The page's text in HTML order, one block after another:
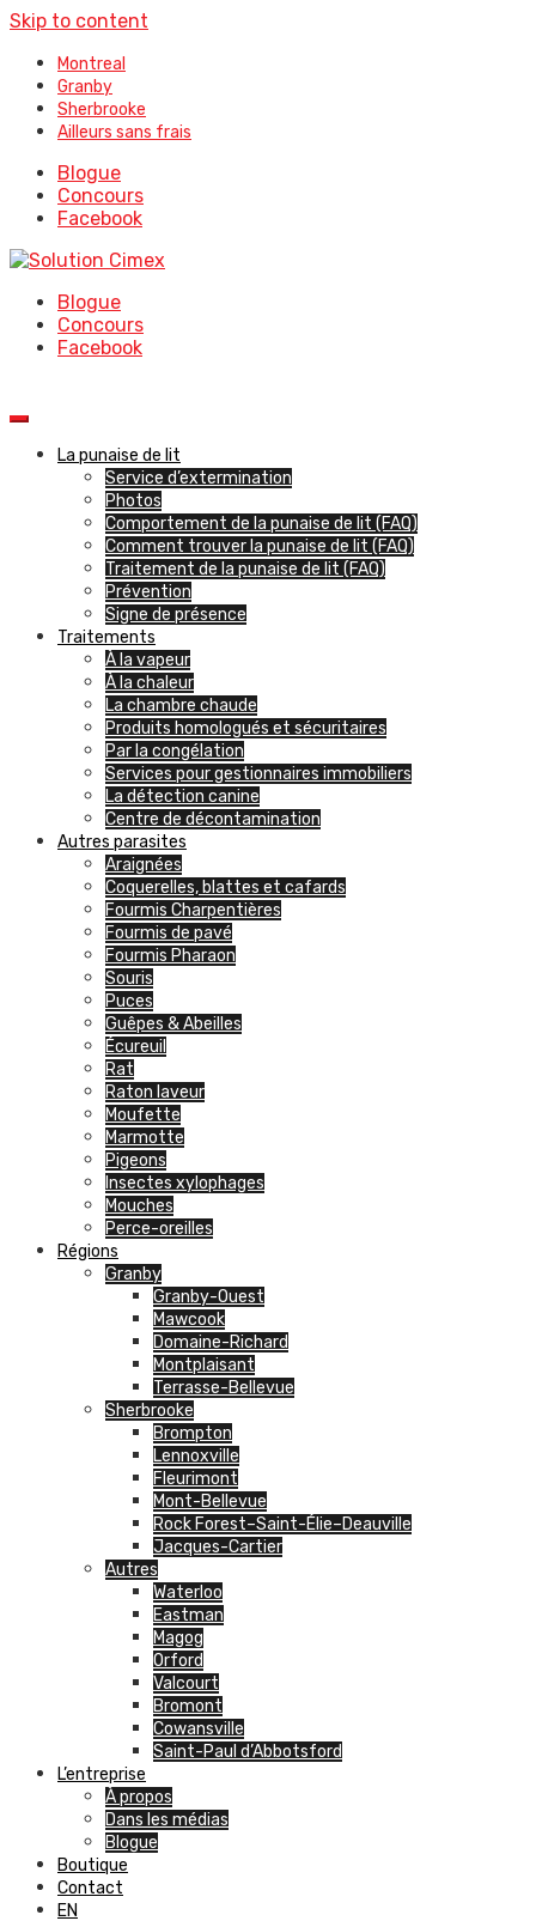
Skip to content
Montreal
Granby
Sherbrooke
Ailleurs sans frais
Blogue
Concours
Facebook
Blogue
Concours
Facebook
La punaise de lit
Service d’extermination
Photos
Comportement de la punaise de lit (FAQ)
Comment trouver la punaise de lit (FAQ)
Traitement de la punaise de lit (FAQ)
Prévention
Signe de présence
Traitements
À la vapeur
À la chaleur
La chambre chaude
Produits homologués et sécuritaires
Par la congélation
Services pour gestionnaires immobiliers
La détection canine
Centre de décontamination
Autres parasites
Araignées
Coquerelles, blattes et cafards
Fourmis Charpentières
Fourmis de pavé
Fourmis Pharaon
Souris
Puces
Guêpes & Abeilles
Écureuil
Rat
Raton laveur
Moufette
Marmotte
Pigeons
Insectes xylophages
Mouches
Perce-oreilles
Régions
Granby
Granby-Ouest
Mawcook
Domaine-Richard
Montplaisant
Terrasse-Bellevue
Sherbrooke
Brompton
Lennoxville
Fleurimont
Mont-Bellevue
Rock Forest–Saint-Élie–Deauville
Jacques-Cartier
Autres
Waterloo
Eastman
Magog
Orford
Valcourt
Bromont
Cowansville
Saint-Paul d’Abbotsford
L’entreprise
À propos
Dans les médias
Blogue
Boutique
Contact
EN